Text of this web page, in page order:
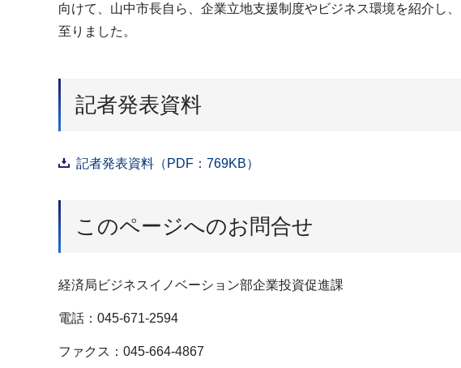
向けて、山中市長自ら、企業立地支援制度やビジネス環境を紹介し
至りました。
記者発表資料
記者発表資料（PDF：769KB）
このページへのお問合せ
経済局ビジネスイノベーション部企業投資促進課
電話：045-671-2594
ファクス：045-664-4867